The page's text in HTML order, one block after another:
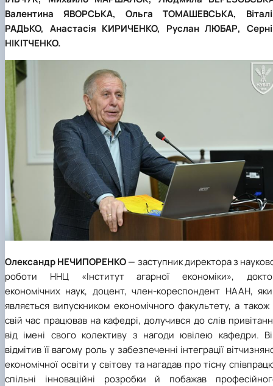
Валентина ЯВОРСЬКА, Ольга ТОМАШЕВСЬКА,
РАДЬКО, Анастасія КИРИЧЕНКО, Руслан ЛЮБАР,
НІКІТЧЕНКО.
Олександр НЕЧИПОРЕНКО— заступник директора з
роботи ННЦ «Інститут агарної економіки»,
економічних наук, доцент, член-кореспондент НААН,
являється випускником економічного факультету, а також
свій час працював на кафедрі, долучився до слів
від імені свого колективу з нагоди ювілею кафедри.
відмітив її вагому роль у забезпеченні інтеграції
економічної освіти у світову та нагадав про тісну
спільні інноваційні розробки й побажав